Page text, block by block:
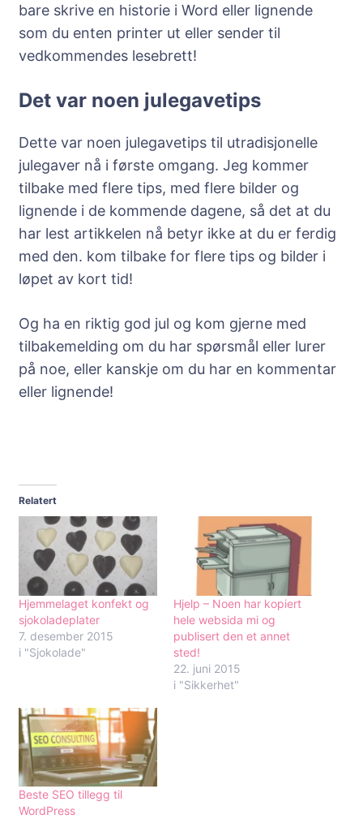
bare skrive en historie i Word eller lignende
som du enten printer ut eller sender til
vedkommendes lesebrett!
Det var noen julegavetips
Dette var noen julegavetips til utradisjonelle
julegaver nå i første omgang. Jeg kommer
tilbake med flere tips, med flere bilder og
lignende i de kommende dagene, så det at du
har lest artikkelen nå betyr ikke at du er ferdig
med den. kom tilbake for flere tips og bilder i
løpet av kort tid!
Og ha en riktig god jul og kom gjerne med
tilbakemelding om du har spørsmål eller lurer
på noe, eller kanskje om du har en kommentar
eller lignende!
Relatert
Hjemmelaget konfekt og
sjokoladeplater
7. desember 2015
i "Sjokolade"
Hjelp – Noen har kopiert
hele websida mi og
publisert den et annet
sted!
22. juni 2015
i "Sikkerhet"
Beste SEO tillegg til
WordPress